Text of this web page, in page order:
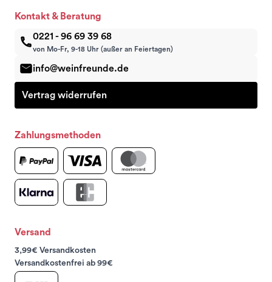
Kontakt & Beratung
0221 - 96 69 39 68
von Mo-Fr, 9-18 Uhr (außer an Feiertagen)
info@weinfreunde.de
Vertrag widerrufen
Zahlungsmethoden
Versand
3,99€ Versandkosten
Versandkostenfrei ab 99€